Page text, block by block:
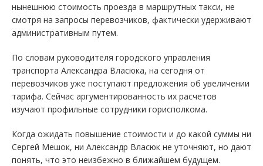
нынешнюю стоимость проезда в маршрутных такси, не
смотря на запросы перевозчиков, фактически удерживают
административным путем.
По словам руководителя городского управления
транспорта Александра Власюка, на сегодня от
перевозчиков уже поступают предложения об увеличении
тарифа. Сейчас аргументированность их расчетов
изучают профильные сотрудники горисполкома.
Когда ожидать повышение стоимости и до какой суммы ни
Сергей Мешок, ни Александр Власюк не уточняют, но дают
понять, что это неизбежно в ближайшем будущем.